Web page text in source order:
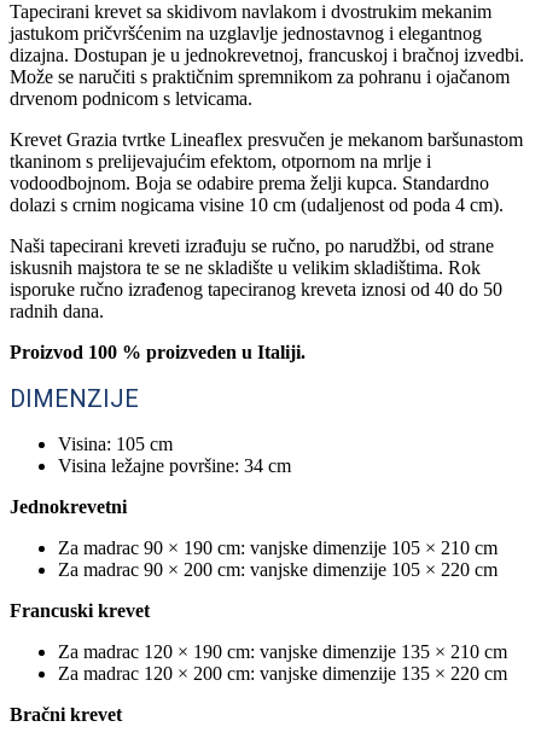
Tapecirani krevet sa skidivom navlakom i dvostrukim mekanim
jastukom pričvršćenim na uzglavlje jednostavnog i elegantnog
dizajna. Dostupan je u jednokrevetnoj, francuskoj i bračnoj izvedbi.
Može se naručiti s praktičnim spremnikom za pohranu i ojačanom
drvenom podnicom s letvicama.
Krevet Grazia tvrtke Lineaflex presvučen je mekanom baršunastom
tkaninom s prelijevajućim efektom, otpornom na mrlje i
vodoodbojnom. Boja se odabire prema želji kupca. Standardno
dolazi s crnim nogicama visine 10 cm (udaljenost od poda 4 cm).
Naši tapecirani kreveti izrađuju se ručno, po narudžbi, od strane
iskusnih majstora te se ne skladište u velikim skladištima. Rok
isporuke ručno izrađenog tapeciranog kreveta iznosi od 40 do 50
radnih dana.
Proizvod 100 % proizveden u Italiji.
DIMENZIJE
Visina: 105 cm
Visina ležajne površine: 34 cm
Jednokrevetni
Za madrac 90 × 190 cm: vanjske dimenzije 105 × 210 cm
Za madrac 90 × 200 cm: vanjske dimenzije 105 × 220 cm
Francuski krevet
Za madrac 120 × 190 cm: vanjske dimenzije 135 × 210 cm
Za madrac 120 × 200 cm: vanjske dimenzije 135 × 220 cm
Bračni krevet